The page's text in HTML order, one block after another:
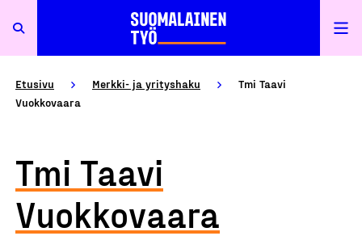
Etusivu Merkki- ja yrityshaku
Tmi Taavi
Vuokkovaara
Tmi Taavi
Vuokkovaara